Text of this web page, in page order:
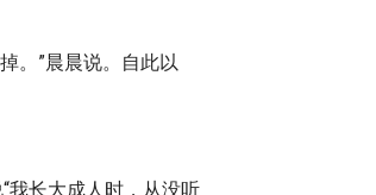
。”晨晨说。自此以
我长大成人时，从没听